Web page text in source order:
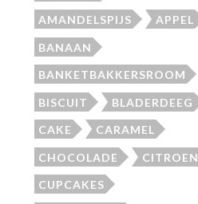
AMANDELSPIJS APPEL
BANAAN
BANKETBAKKERSROOM
BISCUIT BLADERDEEG
CAKE CARAMEL
CHOCOLADE CITROEN
CUPCAKES